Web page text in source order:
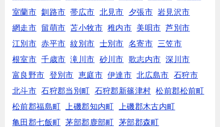
室蘭市
釧路市 帯広市 北見市 夕張市 岩見沢市
網走市
留萌市 苫小牧市 稚内市 美唄市
芦別市
江別市
赤平市 紋別市 士別市 名寄市
三笠市
根室市
千歳市 滝川市 砂川市 歌志内市
深川市
富良野市
登別市 恵庭市 伊達市 北広島市
石狩市
北斗市
石狩郡当別町 石狩郡新篠津村
松前郡松前町
松前郡福島町
上磯郡知内町
上磯郡木古内町
亀田郡七飯町
茅部郡鹿部町
茅部郡森町